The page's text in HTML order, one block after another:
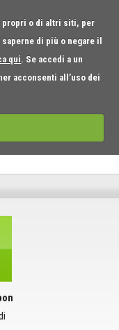
propri o di altri siti, per
di più o negare il
qui. Se accedi a un
acconsenti all’uso dei